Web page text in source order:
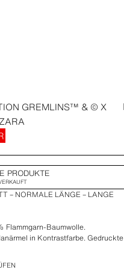
GREMLINS™ & © X
PRODUKTE
– NORMALE LÄNGE – LANGE
Flammgarn-Baumwolle.
in Kontrastfarbe. Gedruckte
WBEI vorne und hinten.